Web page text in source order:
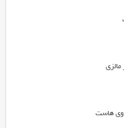
مالزی
هاست